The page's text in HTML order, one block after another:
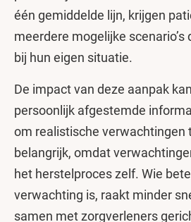
één gemiddelde lijn, krijgen
meerdere mogelijke
bij hun eigen situatie.
De impact van deze aanpak
persoonlijk afgestemde
om realistische verwachtingen
belangrijk, omdat
het herstelproces zelf. Wie
verwachting is, raakt minder
samen met zorgverleners